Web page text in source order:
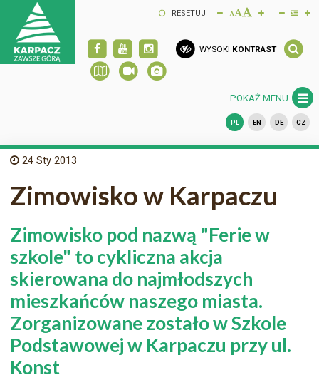
RESETUJ
WYSOKI KONTRAST
POKAŻ MENU
PL EN DE CZ
24 Sty 2013
Zimowisko w Karpaczu
Zimowisko pod nazwą "Ferie w
szkole" to cykliczna akcja
skierowana do najmłodszych
mieszkańców naszego miasta.
Zorganizowane zostało w Szkole
Podstawowej w Karpaczu przy ul.
Konst